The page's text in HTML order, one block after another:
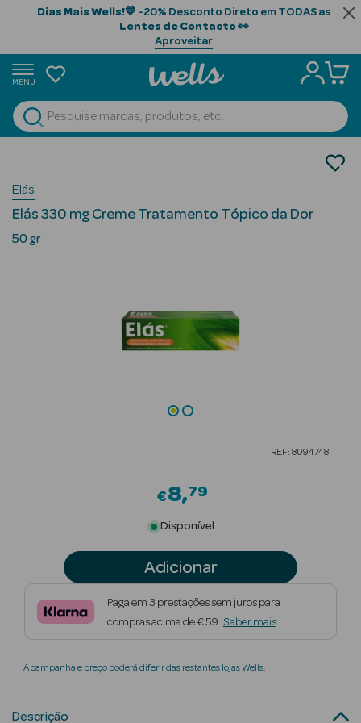
Dias Mais Wells!💙 -20% Desconto Direto em TODAS as
Lentes de Contacto👀
Aproveitar
MENU
Ver Tudo
Beauty Season
Cabelo
Profissional
Beauty Season
Beauty Season
Nutricosmética
Perfumes
Beauty Season
Anti-inflamatórios
Elás
Elás 330 mg Creme Tratamento Tópico da Dor
50 gr
REF: 8094748
€8 79
Disponível
Adicionar
Paga em 3 prestações sem juros para
compras acima de € 59. Saber mais
A campanha e preço poderá diferir das restantes lojas Wells.
Descrição